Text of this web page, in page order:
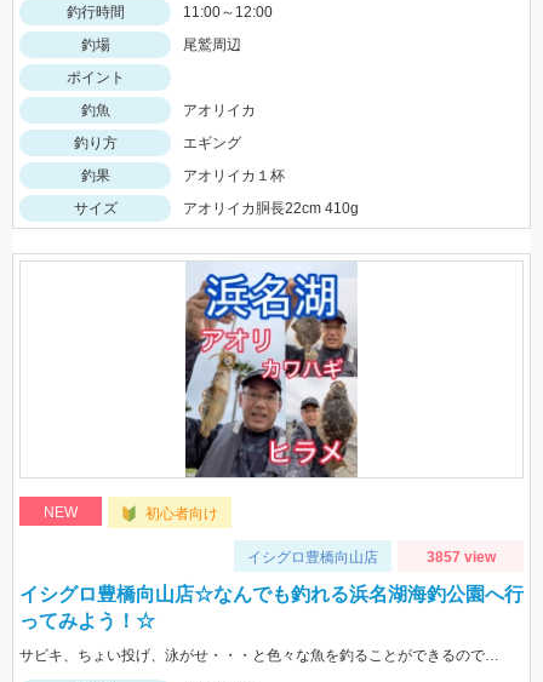
釣行時間
11:00～12:00
釣場
尾鷲周辺
ポイント
釣魚
アオリイカ
釣り方
エギング
釣果
アオリイカ１杯
サイズ
アオリイカ胴長22cm 410g
NEW 初心者向け
イシグロ豊橋向山店 3857 view
イシグロ豊橋向山店☆なんでも釣れる浜名湖海釣公園へ行
ってみよう！☆
サビキ、ちょい投げ、泳がせ・・・と色々な魚を釣ることができるので仕掛けも何種類か用意していけば楽しむことができますよ！